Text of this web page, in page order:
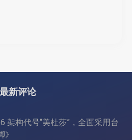
最新评论
架构代号“美杜莎”，全面采用台
》